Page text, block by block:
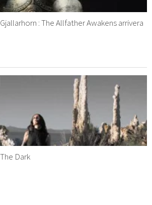
: The Allfather Awakens arrivera
Dark